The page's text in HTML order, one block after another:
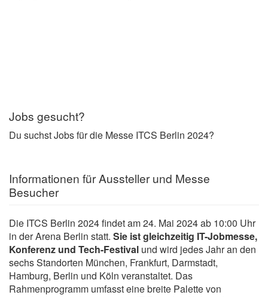
Jobs gesucht?
Du suchst Jobs für die Messe ITCS Berlin 2024?
Informationen für Aussteller und Messe
Besucher
Die ITCS Berlin 2024 findet am 24. Mai 2024 ab 10:00 Uhr
in der Arena Berlin statt. Sie ist gleichzeitig IT-Jobmesse,
Konferenz und Tech-Festival und wird jedes Jahr an den
sechs Standorten München, Frankfurt, Darmstadt,
Hamburg, Berlin und Köln veranstaltet. Das
Rahmenprogramm umfasst eine breite Palette von